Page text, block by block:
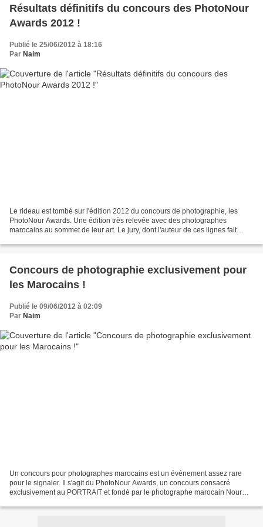
Résultats définitifs du concours des PhotoNour
Awards 2012 !
Publié le 25/06/2012 à 18:16
Par Naim
Le rideau est tombé sur l'édition 2012 du concours de photographie, les
PhotoNour Awards. Une édition très relevée avec des photographes
marocains au sommet de leur art. Le jury, dont l'auteur de ces lignes fait
Concours de photographie exclusivement pour
les Marocains !
Publié le 09/06/2012 à 02:09
Par Naim
Un concours pour photographes marocains est un événement assez rare
pour le signaler. Il s'agit du PhotoNour Awards, un concours consacré
exclusivement au PORTRAIT et fondé par le photographe marocain Nour